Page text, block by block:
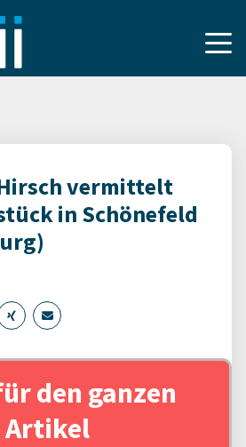
vermittelt
in Schönefeld
den ganzen
Artikel